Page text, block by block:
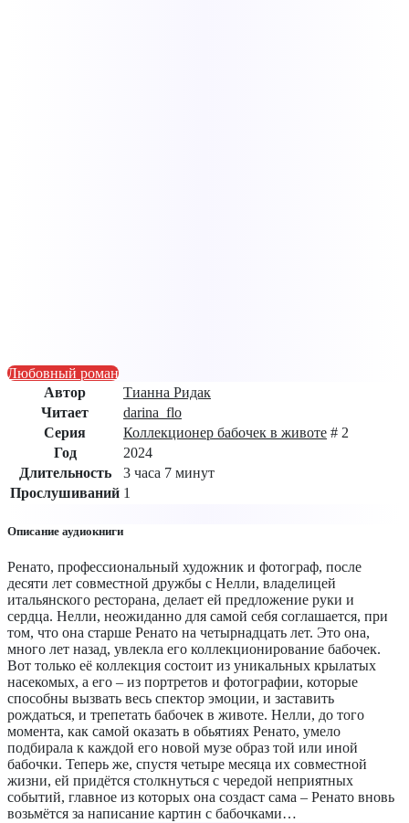
Любовный роман
Автор
Тианна Ридак
Читает
darina_flo
Серия
Коллекционер бабочек в животе # 2
Год
2024
Длительность
3 часа 7 минут
Прослушиваний 1
Описание аудиокниги
Ренато, профессиональный художник и фотограф, после
десяти лет совместной дружбы с Нелли, владелицей
итальянского ресторана, делает ей предложение руки и
сердца. Нелли, неожиданно для самой себя соглашается, при
том, что она старше Ренато на четырнадцать лет. Это она,
много лет назад, увлекла его коллекционирование бабочек.
Вот только её коллекция состоит из уникальных крылатых
насекомых, а его – из портретов и фотографии, которые
способны вызвать весь спектор эмоции, и заставить
рождаться, и трепетать бабочек в животе. Нелли, до того
момента, как самой оказать в обьятиях Ренато, умело
подбирала к каждой его новой музе образ той или иной
бабочки. Теперь же, спустя четыре месяца их совместной
жизни, ей придётся столкнуться с чередой неприятных
событий, главное из которых она создаст сама – Ренато вновь
возьмётся за написание картин с бабочками…